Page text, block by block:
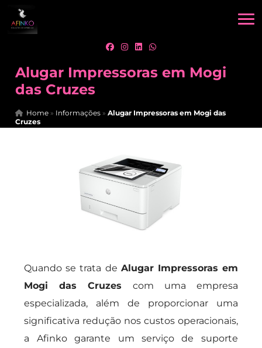
Alugar Impressoras em Mogi
das Cruzes
Home » Informações »Alugar Impressoras em Mogi das
Cruzes
Quando se trata de Alugar Impressoras em
Mogi das Cruzes com uma empresa
especializada, além de proporcionar uma
significativa redução nos custos operacionais,
a Afinko garante um serviço de suporte